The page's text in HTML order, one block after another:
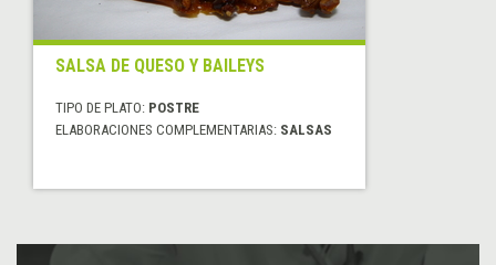
SALSA DE QUESO Y BAILEYS
TIPO DE PLATO: POSTRE
ELABORACIONES COMPLEMENTARIAS: SALSAS